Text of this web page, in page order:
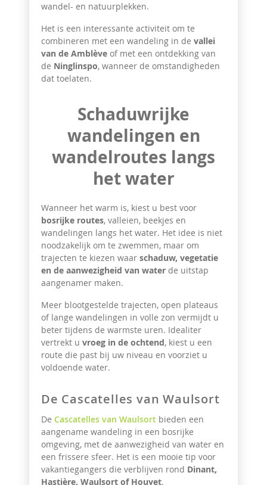
wandel- en natuurplekken.
Het is een interessante activiteit om te
combineren met een wandeling in de vallei
van de Amblève of met een ontdekking van
de Ninglinspo, wanneer de omstandigheden
dat toelaten.
Schaduwrijke
wandelingen en
wandelroutes langs
het water
Wanneer het warm is, kiest u best voor
bosrijke routes, valleien, beekjes en
wandelingen langs het water. Het idee is niet
noodzakelijk om te zwemmen, maar om
trajecten te kiezen waar schaduw, vegetatie
en de aanwezigheid van water de uitstap
aangenamer maken.
Meer blootgestelde trajecten, open plateaus
of lange wandelingen in volle zon vermijdt u
beter tijdens de warmste uren. Idealiter
vertrekt u vroeg in de ochtend, kiest u een
route die past bij uw niveau en voorziet u
voldoende water.
De Cascatelles van Waulsort
De Cascatelles van Waulsort bieden een
aangename wandeling in een bosrijke
omgeving, met de aanwezigheid van water en
een frissere sfeer. Het is een mooie tip voor
vakantiegangers die verblijven rond Dinant,
Hastière, Waulsort of Houyet.